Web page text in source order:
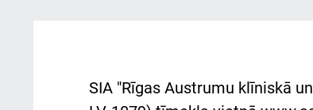
Pacienta
SIA "Rīgas Austrumu klīniskā